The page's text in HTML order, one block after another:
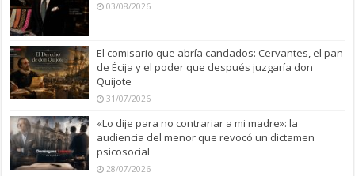
03/08/2026
El comisario que abría candados: Cervantes, el pan
de Écija y el poder que después juzgaría don
Quijote
31/07/2026
«Lo dije para no contrariar a mi madre»: la
audiencia del menor que revocó un dictamen
psicosocial
28/07/2026